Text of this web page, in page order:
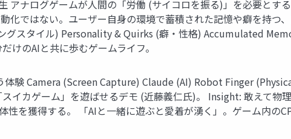
アナログゲームが人間の「労働 (サイコロを振る)」を必要とす
化ではない。ユーザー自身の環境で蓄積された記憶や癖を持つ
グスタイル) Personality & Quirks (癖・性格) Accumulated
けのAIと共に歩むゲームライフ。
体験 Camera (Screen Capture) Claude (AI) Robot Finger
イカゲーム」を遊ばせるデモ (近藤義仁氏)。 Insight: 敢えて物
性を獲得する。 「AIと一緒に遊ぶと愛着が湧く」。ゲーム内の